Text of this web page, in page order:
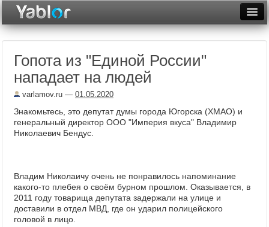
Неделя
Месяц
Видеотоп
Гопота из "Единой России"
нападает на людей
varlamov.ru — 01.05.2020
Знакомьтесь, это депутат думы города Югорска (ХМАО) и
генеральный директор ООО "Империя вкуса" Владимир
Николаевич Бендус.
Владим Николаичу очень не понравилось напоминание
какого-то плебея о своём бурном прошлом. Оказывается, в
2011 году товарища депутата задержали на улице и
доставили в отдел МВД, где он ударил полицейского
головой в лицо.